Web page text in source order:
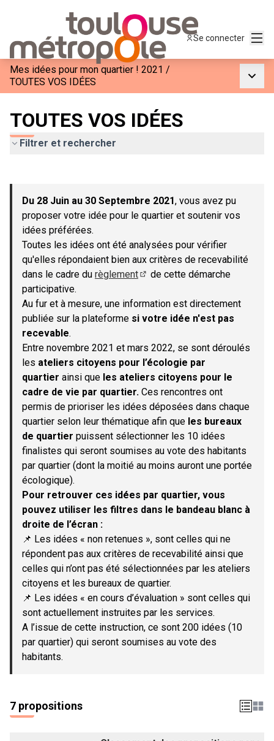
Se connecter
Mes idées pour mon quartier ! 2021 /
TOUTES VOS IDÉES
TOUTES VOS IDÉES
Filtrer et rechercher
−
Du 28 Juin au 30 Septembre 2021, vous avez pu
proposer votre idée pour le quartier et soutenir vos
idées préférées.
Toutes les idées ont été analysées pour vérifier
qu'elles répondaient bien aux critères de recevabilité
dans le cadre du règlement
de cette démarche
participative.
Au fur et à mesure, une information est directement
publiée sur la plateforme si votre idée n'est pas
recevable.
Entre novembre 2021 et mars 2022, se sont déroulés
les ateliers citoyens pour l’écologie par
quartier ainsi que les ateliers citoyens pour le
cadre de vie par quartier. Ces rencontres ont
permis de prioriser les idées déposées dans chaque
quartier selon leur thématique afin que les bureaux
de quartier puissent sélectionner les 10 idées
finalistes qui seront soumises au vote des habitants
par quartier (dont la moitié au moins auront une portée
écologique).
Pour retrouver ces idées par quartier, vous
pouvez utiliser les filtres dans le bandeau blanc à
droite de l’écran :
📌 Les idées « non retenues », sont celles qui ne
répondent pas aux critères de recevabilité ainsi que
celles qui n’ont pas été sélectionnées par les ateliers
citoyens et les bureaux de quartier.
📌 Les idées « en cours d’évaluation » sont celles qui
sont actuellement instruites par les services.
A l’issue de cette instruction, ce sont 200 idées (10
par quartier) qui seront soumises au vote des
habitants.
7 propositions